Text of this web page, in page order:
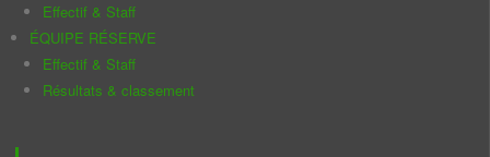
Effectif & Staff
ÉQUIPE RÉSERVE
Effectif & Staff
Résultats & classement